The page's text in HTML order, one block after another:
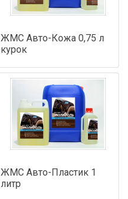
ЖМС Авто-Кожа 0,75 л
курок
ЖМС Авто-Пластик 1
литр